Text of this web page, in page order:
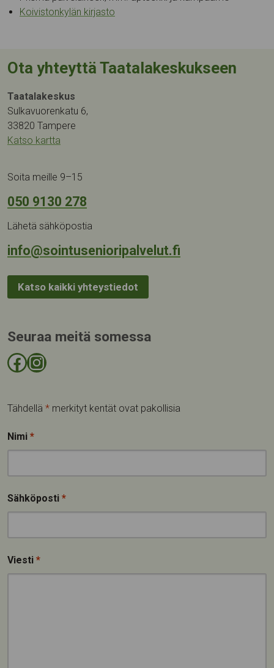
Koivistonkylän kirjasto
Ota yhteyttä Taatalakeskukseen
Taatalakeskus
Sulkavuorenkatu 6,
33820 Tampere
Katso kartta
Soita meille 9–15
050 9130 278
Lähetä sähköpostia
info@sointusenioripalvelut.fi
Katso kaikki yhteystiedot
Seuraa meitä somessa
Facebook-sivu Instagram-tili
Tähdellä * merkityt kentät ovat pakollisia
Nimi *
Sähköposti *
Viesti *